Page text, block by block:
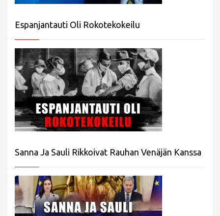
Espanjantauti Oli Rokotekokeilu
Sanna Ja Sauli Rikkoivat Rauhan Venäjän Kanssa